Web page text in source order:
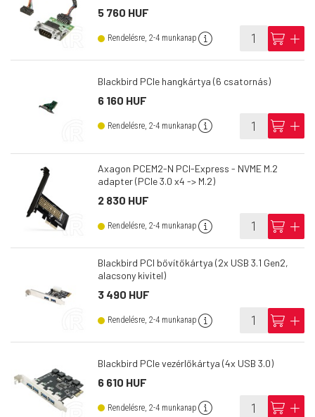
5 760 HUF
Rendelésre, 2-4 munkanap info cart add
Blackbird PCIe hangkártya (6 csatornás)
6 160 HUF
Rendelésre, 2-4 munkanap info cart add
Axagon PCEM2-N PCI-Express - NVME M.2
adapter (PCIe 3.0 x4 -> M.2)
2 830 HUF
Rendelésre, 2-4 munkanap info cart add
Blackbird PCI bővítőkártya (2x USB 3.1 Gen2,
alacsony kivitel)
3 490 HUF
Rendelésre, 2-4 munkanap info cart add
Blackbird PCIe vezérlőkártya (4x USB 3.0)
6 610 HUF
Rendelésre, 2-4 munkanap info cart add